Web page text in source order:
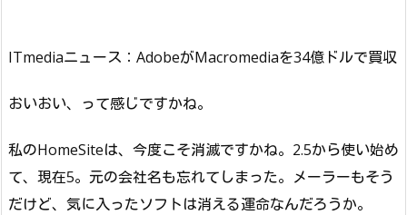
ITmediaニュース：AdobeがMacromediaを34億ドルで買収
おいおい、って感じですかね。
私のHomeSiteは、今度こそ消滅ですかね。2.5から使い始め
て、現在5。元の会社名も忘れてしまった。メーラーもそう
だけど、気に入ったソフトは消える運命なんだろうか。